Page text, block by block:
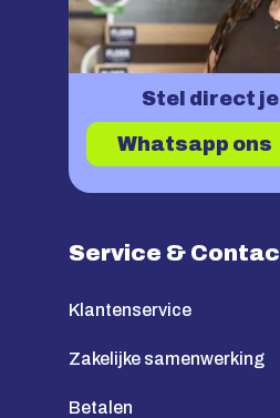
Stel direct
Whatsapp ons
Service &
Klantenservice
Zakelijke samenwerking
Betalen